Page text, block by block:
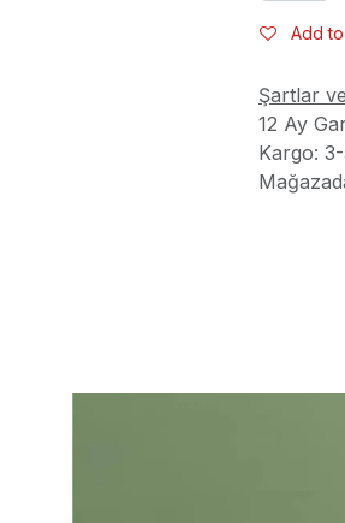
Add
Şartlar
12 Ay
Kargo: